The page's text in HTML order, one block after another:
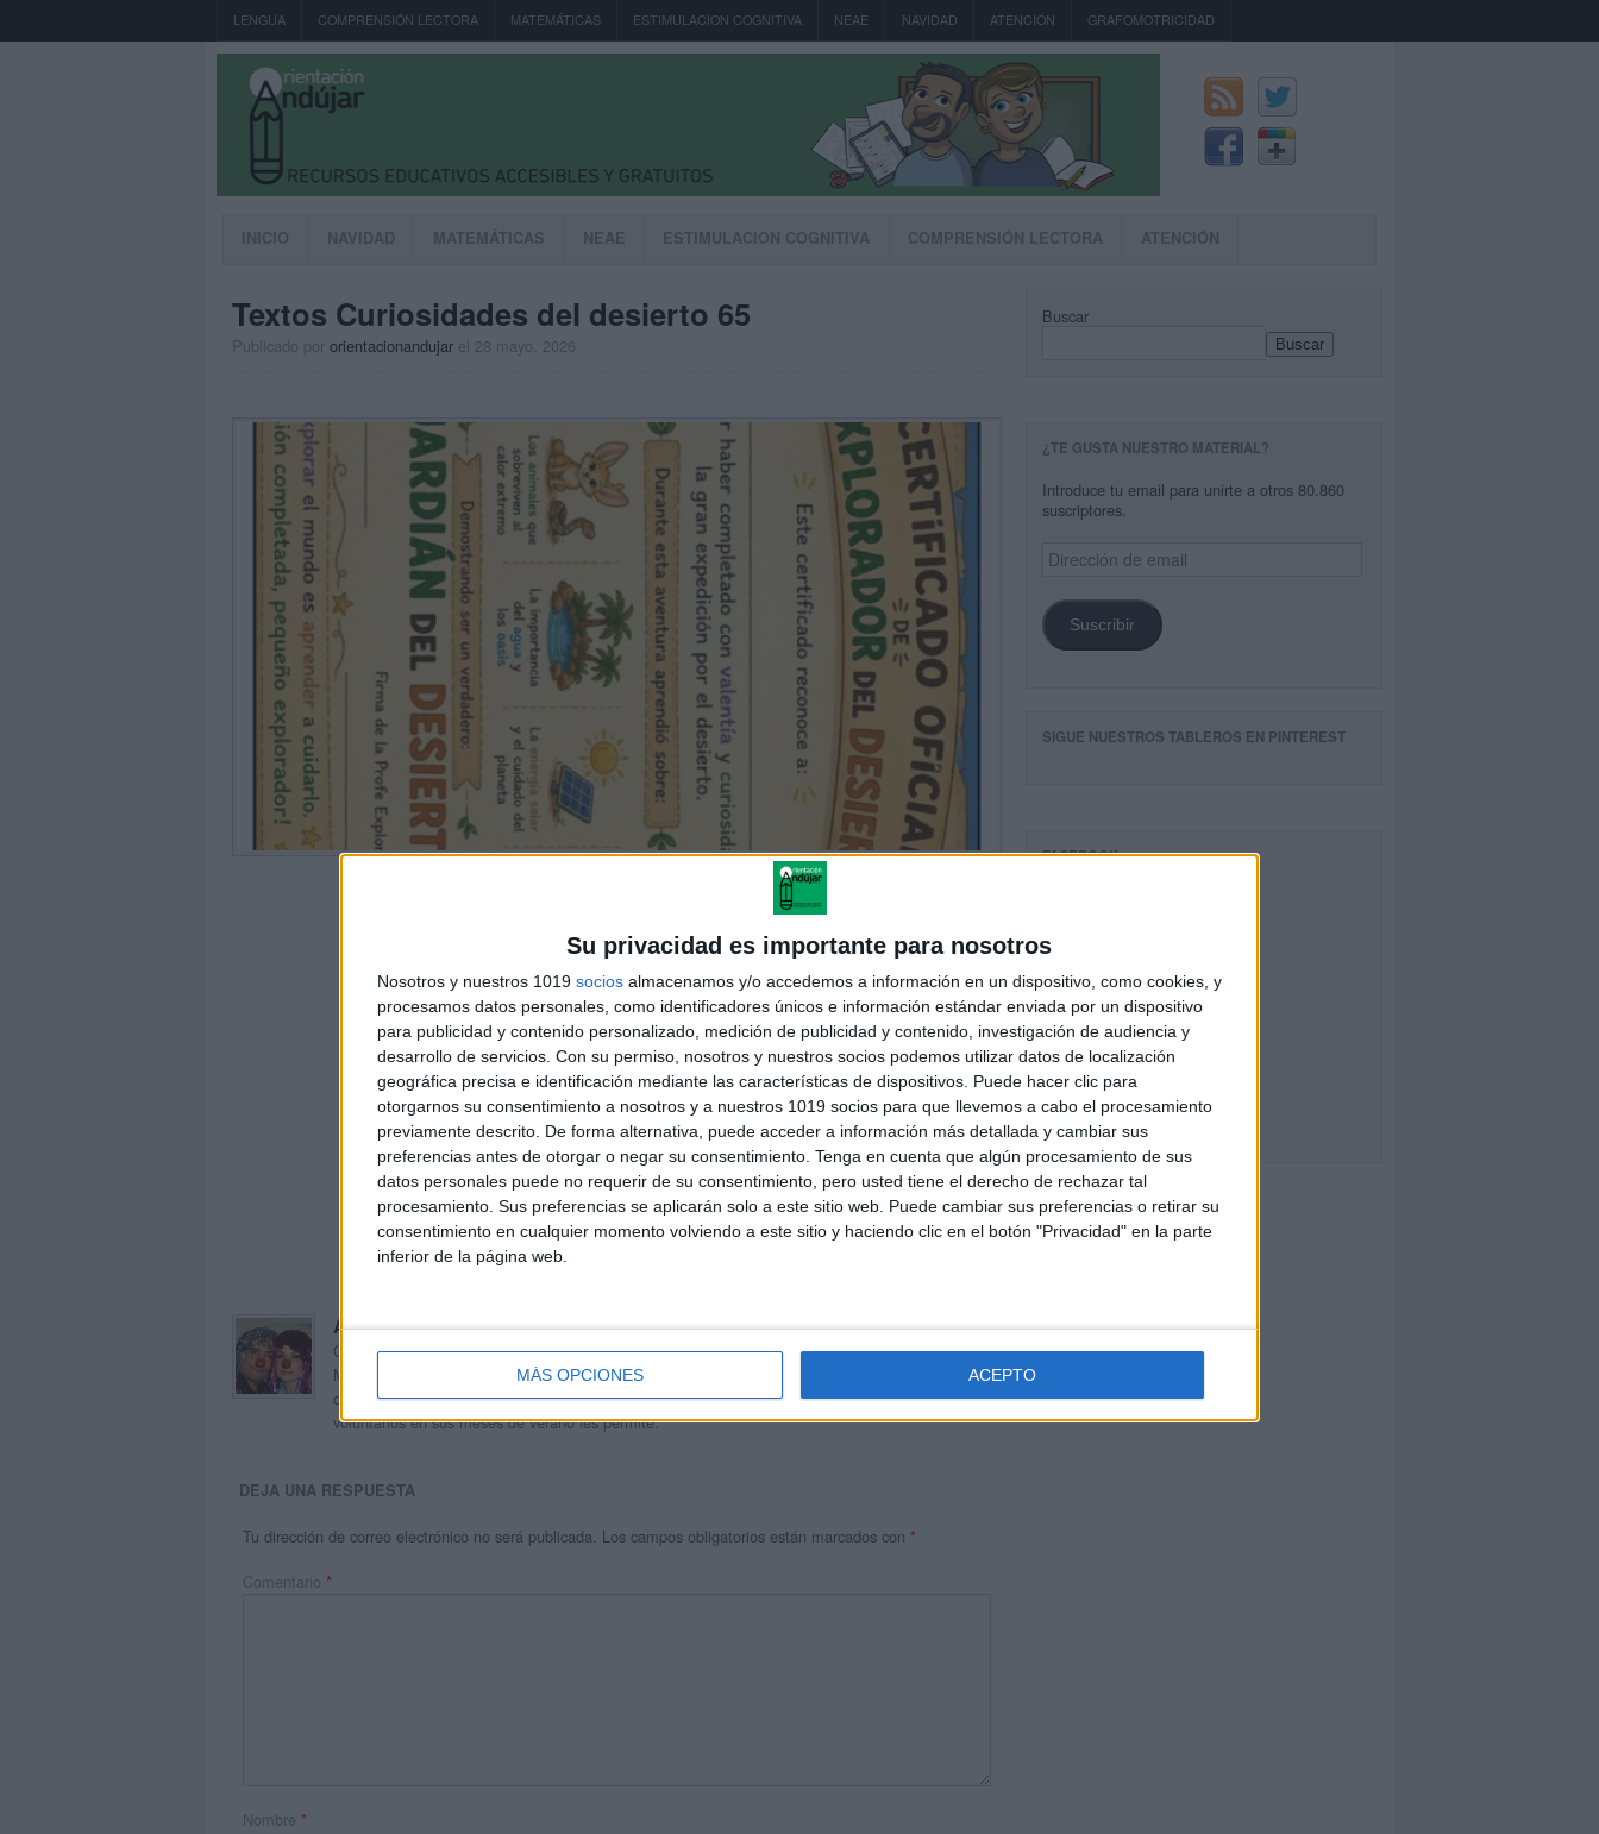
Su privacidad es importante para nosotros
Nosotros y nuestros 1019 socios almacenamos y/o accedemos a información en un dispositivo, como cookies, y
procesamos datos personales, como identificadores únicos e información estándar enviada por un dispositivo
para publicidad y contenido personalizado, medición de publicidad y contenido, investigación de audiencia y
desarrollo de servicios. Con su permiso, nosotros y nuestros socios podemos utilizar datos de localización
geográfica precisa e identificación mediante las características de dispositivos. Puede hacer clic para
otorgarnos su consentimiento a nosotros y a nuestros 1019 socios para que llevemos a cabo el procesamiento
previamente descrito. De forma alternativa, puede acceder a información más detallada y cambiar sus
preferencias antes de otorgar o negar su consentimiento. Tenga en cuenta que algún procesamiento de sus
datos personales puede no requerir de su consentimiento, pero usted tiene el derecho de rechazar tal
procesamiento. Sus preferencias se aplicarán solo a este sitio web. Puede cambiar sus preferencias o retirar su
consentimiento en cualquier momento volviendo a este sitio y haciendo clic en el botón "Privacidad" en la parte
inferior de la página web.
MÁS OPCIONES ACEPTO
LENGUA COMPRENSIÓN LECTORA MATEMÁTICAS ESTIMULACION COGNITIVA NEAE NAVIDAD ATENCIÓN GRAFOMOTRICIDAD
INICIO NAVIDAD MATEMÁTICAS NEAE ESTIMULACION COGNITIVA COMPRENSIÓN LECTORA ATENCIÓN
Textos Curiosidades del desierto 65
Publicado por orientacionandujar el 28 mayo, 2026
Acerca de orientacionandujar
Orientación Andújar no es solo un blog, es la apuesta personal de dos profesores Ginés y
Maribel, que además de ser pareja, son los encargados de los contenidos que encontramos
dentro del blog y en el cual, vuelcan la mayor parte del tiempo, que sus tareas como docentes, y
voluntarios en sus meses de verano les permite.
DEJA UNA RESPUESTA
Tu dirección de correo electrónico no será publicada. Los campos obligatorios están marcados con *
Comentario *
Nombre *
Buscar
Buscar
¿TE GUSTA NUESTRO MATERIAL?
Introduce tu email para unirte a otros 80.860
suscriptores.
Dirección
de
Suscribir
SIGUE NUESTROS TABLEROS EN PINTEREST
FACEBOOK